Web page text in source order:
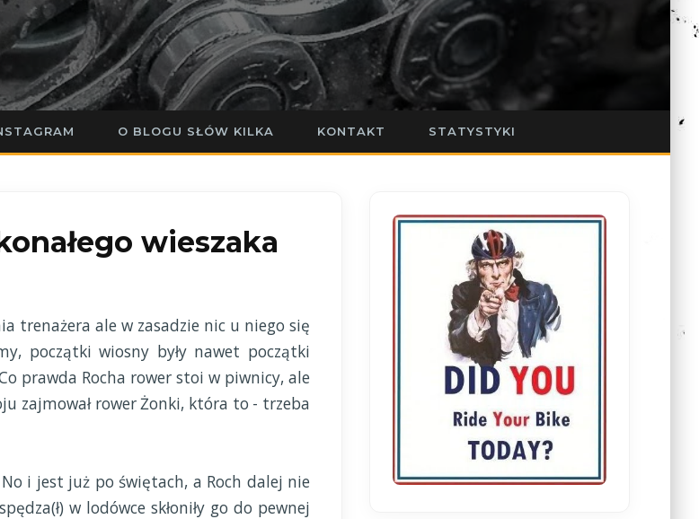
O BLOGU SŁÓW KILKA KONTAKT STATYSTYKI
wieszaka
trenażera ale w zasadzie nic u niego się
początki wiosny były nawet początki
prawda Rocha rower stoi w piwnicy, ale
zajmował rower Żonki, która to - trzeba
i jest już po świętach, a Roch dalej nie
w lodówce skłoniły go do pewnej